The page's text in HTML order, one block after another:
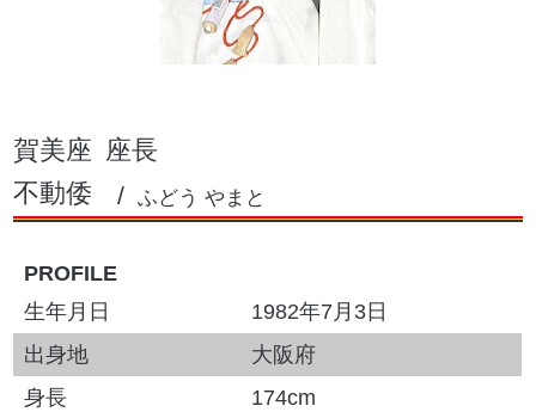
賀美座 座長
不動倭
ふどう やまと
PROFILE
生年月日
1982年7月3日
出身地
大阪府
身長
174cm